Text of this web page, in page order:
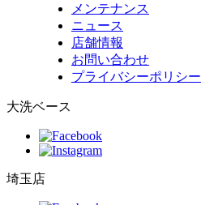
メンテナンス
ニュース
店舗情報
お問い合わせ
プライバシーポリシー
大洗ベース
埼玉店